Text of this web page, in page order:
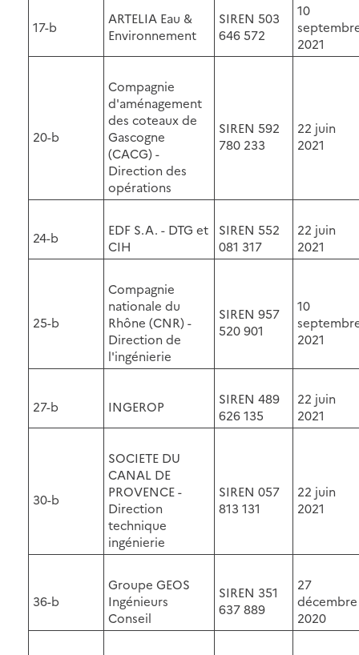
17-b
ARTELIA Eau &
Environnement
SIREN 503
646 572
10
2021
20-b
Compagnie
d'aménagement
des coteaux de
Gascogne
(CACG) -
Direction des
opérations
SIREN 592
780 233
22 juin
2021
24-b
EDF S.A. - DTG et
CIH
SIREN 552
081 317
22 juin
2021
25-b
Compagnie
nationale du
Rhône (CNR) -
Direction de
l'ingénierie
SIREN 957
520 901
10
2021
27-b INGEROP
SIREN 489
626 135
22 juin
2021
30-b
SOCIETE DU
CANAL DE
PROVENCE -
Direction
technique
ingénierie
SIREN 057
813 131
22 juin
2021
36-b
Groupe GEOS
Ingénieurs
Conseil
SIREN 351
637 889
27
décembre
2020